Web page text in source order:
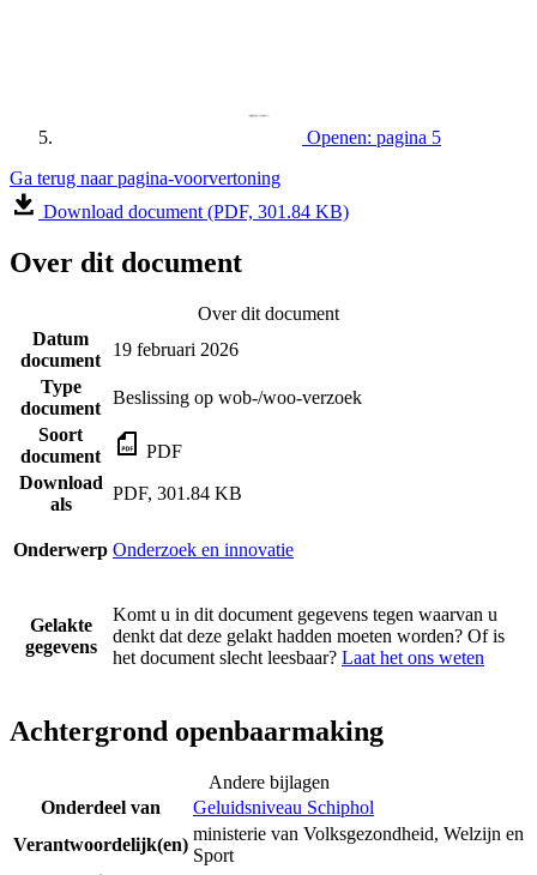
Openen: pagina 5
Ga terug naar pagina-voorvertoning
Download document (PDF, 301.84 KB)
Over dit document
Over dit document
Datum
document
19 februari 2026
Type
document
Beslissing op wob-/woo-verzoek
Soort
document
PDF
Download
als
PDF, 301.84 KB
Onderwerp Onderzoek en innovatie
Gelakte
gegevens
Komt u in dit document gegevens tegen waarvan u
denkt dat deze gelakt hadden moeten worden? Of is
het document slecht leesbaar? Laat het ons weten
Achtergrond openbaarmaking
Andere bijlagen
Onderdeel van
Geluidsniveau Schiphol
Verantwoordelijk(en)
ministerie van Volksgezondheid, Welzijn en
Sport